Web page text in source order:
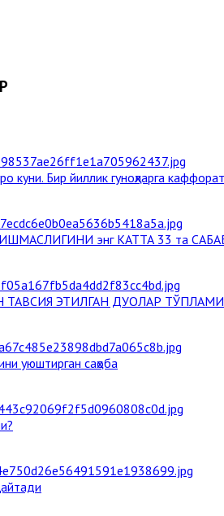
куни. Бир йиллик гуноҳларга
энг КАТТА 33 та
ТАВСИЯ ЭТИЛГАН ДУОЛАР ТЎПЛАМИ
уюштирган саҳоба